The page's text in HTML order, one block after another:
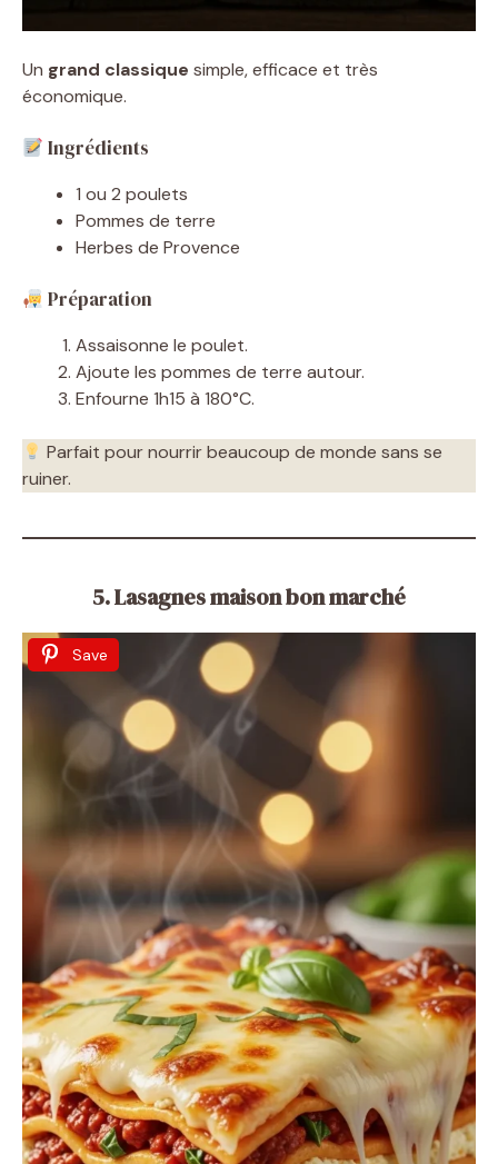
Un grand classique simple, efficace et très
économique.
Ingrédients
1 ou 2 poulets
Pommes de terre
Herbes de Provence
Préparation
Assaisonne le poulet.
Ajoute les pommes de terre autour.
Enfourne 1h15 à 180°C.
Parfait pour nourrir beaucoup de monde sans se
ruiner.
5. Lasagnes maison bon marché
Save